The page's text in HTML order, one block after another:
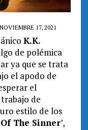
NOVIEMBRE 17, 2021
K.K.
de polémica
ya que se trata
el apodo de
el
de
estilo de los
The Sinner’,